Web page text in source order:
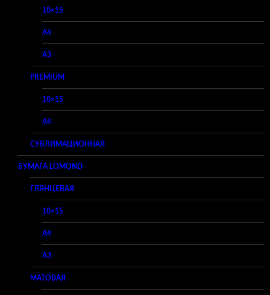
10×15
A4
A3
PREMIUM
10×15
A4
СУБЛИМАЦИОННАЯ
БУМАГА LOMOND
ГЛЯНЦЕВАЯ
10×15
A4
A3
МАТОВАЯ